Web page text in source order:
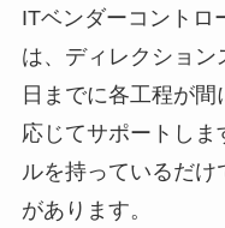
ITベンダーコントロ
は、ディレクション
日までに各工程が
応じてサポートしま
ルを持っているだ
があります。